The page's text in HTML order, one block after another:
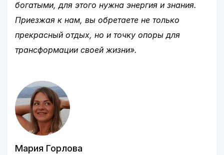
богатыми, для этого нужна энергия и знания.
Приезжая к нам, вы обретаете не только
прекрасный отдых, но и точку опоры для
трансформации своей жизни».
Мария Горлова